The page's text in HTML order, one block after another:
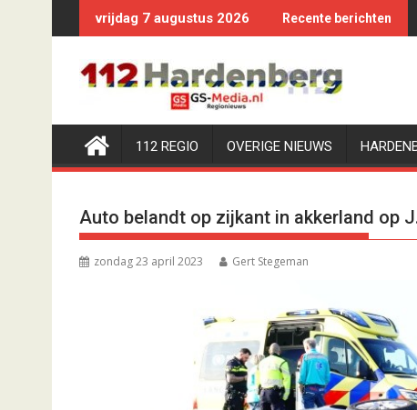
naar
inhoud
vrijdag 7 augustus 2026 Recente berichten
112 REGIO OVERIGE NIEUWS
Auto belandt op zijkant in akkerland op
zondag 23 april 2023 Gert Stegeman